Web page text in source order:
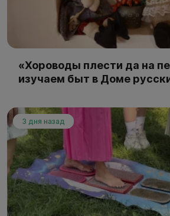
«Хороводы плести да на
изучаем быт в Доме
3 дня назад